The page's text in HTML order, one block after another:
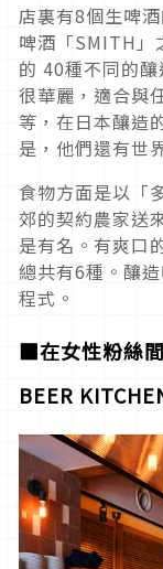
店裏有8個生啤
啤酒「SMITH」
的 40種不同的
很華麗，適合與
等，在日本釀造
是，他們還有世
食物方面是以「
郊的契約農家送
是有名。有爽口
總共有6種。釀
程式。
■在女性粉絲
BEER